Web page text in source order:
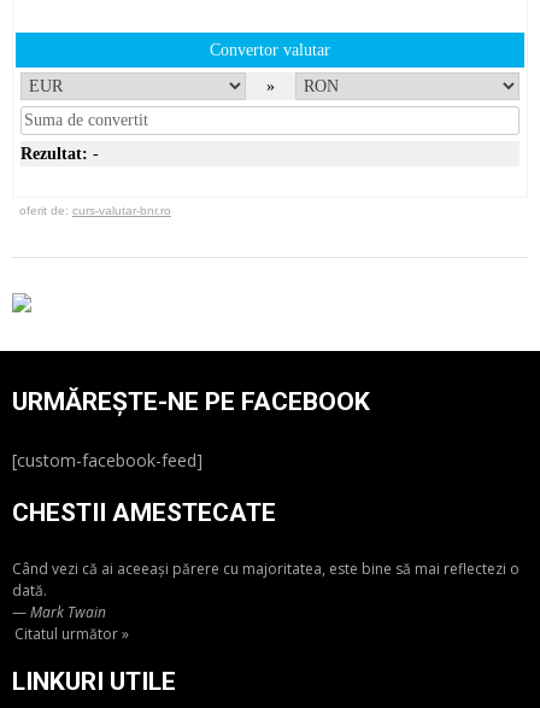
Convertor valutar
»
Rezultat: -
oferit de: curs-valutar-bnr.ro
URMĂREȘTE-NE PE FACEBOOK
[custom-facebook-feed]
CHESTII AMESTECATE
Când vezi că ai aceeaşi părere cu majoritatea, este bine să mai reflectezi o
dată.
—Mark Twain
Citatul următor »
LINKURI UTILE